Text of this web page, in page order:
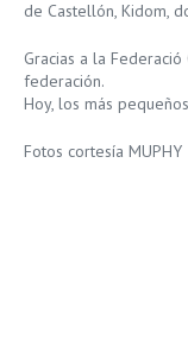
de Castellón, Kidom,
Gracias a la
federación.
Hoy, los más
Fotos cortesía MUPHY